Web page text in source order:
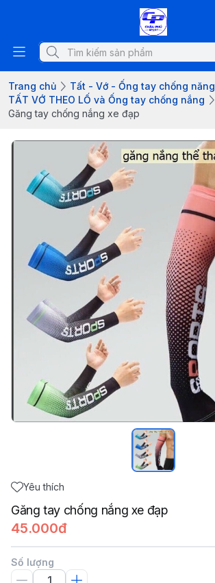
Trang chủ
Tất - Vớ - Ống tay chống năng
TẤT VỚ THEO LỐ và Ống tay chống nắng
Găng tay chống nắng xe đạp
Yêu thích
Găng tay chống nắng xe đạp
45.000đ
Số lượng